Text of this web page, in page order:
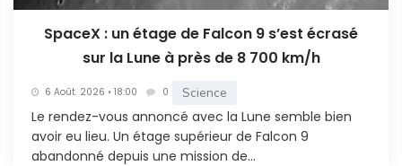
SpaceX : un étage de Falcon 9 s’est écrasé
sur la Lune à près de 8 700 km/h
6 Août. 2026 • 18:00 0 Science
Le rendez-vous annoncé avec la Lune semble bien
avoir eu lieu. Un étage supérieur de Falcon 9
abandonné depuis une mission de...